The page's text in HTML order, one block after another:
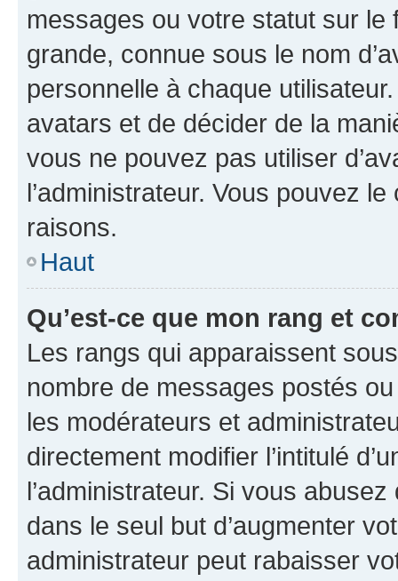
messages ou votre statut sur
grande, connue sous le nom
personnelle à chaque utilisateur.
avatars et de décider de la
vous ne pouvez pas utiliser
l’administrateur. Vous pouvez
raisons.
Haut
Qu’est-ce que mon rang et
Les rangs qui apparaissent
nombre de messages postés
les modérateurs et
directement modifier l’intitulé
l’administrateur. Si vous
dans le seul but d’augmenter
administrateur peut rabaisser